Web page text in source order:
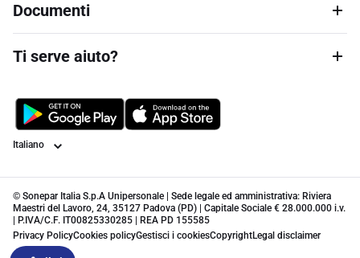
Documenti
Ti serve aiuto?
Lingua
© Sonepar Italia S.p.A Unipersonale | Sede legale ed amministrativa: Riviera
Maestri del Lavoro, 24, 35127 Padova (PD) | Capitale Sociale € 28.000.000 i.v.
| P.IVA/C.F. IT00825330285 | REA PD 155585
Privacy PolicyCookies policyGestisci i cookiesCopyrightLegal disclaimer